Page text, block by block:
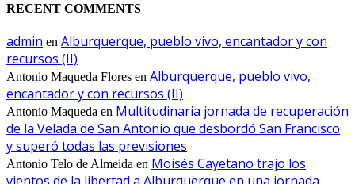
RECENT COMMENTS
admin en Alburquerque, pueblo vivo, encantador y con
recursos (II)
Antonio Maqueda Flores en Alburquerque, pueblo vivo,
encantador y con recursos (II)
Antonio Maqueda en Multitudinaria jornada de recuperación
de la Velada de San Antonio que desbordó San Francisco
y superó todas las previsiones
Antonio Telo de Almeida en Moisés Cayetano trajo los